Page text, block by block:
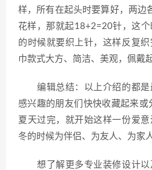
样，所有在起头时要算好，两边
花样，那就起18+2=20针，这
的时候就要织上针，这样反复
巾款式大方、简洁、美观，佩戴
编辑总结：以上介绍的都是
感兴趣的朋友们快快收藏起来或
夏天过完，就开始这样一份爱
冬的时候为伴侣、为友人、为家
想了解更多专业装修设计以